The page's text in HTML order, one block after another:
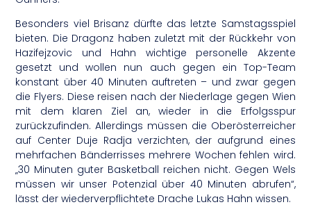
Besonders viel Brisanz dürfte das letzte Samstagsspiel
bieten. Die Dragonz haben zuletzt mit der Rückkehr von
Hazifejzovic und Hahn wichtige personelle Akzente
gesetzt und wollen nun auch gegen ein Top-Team
konstant über 40 Minuten auftreten – und zwar gegen
die Flyers. Diese reisen nach der Niederlage gegen Wien
mit dem klaren Ziel an, wieder in die Erfolgsspur
zurückzufinden. Allerdings müssen die Oberösterreicher
auf Center Duje Radja verzichten, der aufgrund eines
mehrfachen Bänderrisses mehrere Wochen fehlen wird.
„30 Minuten guter Basketball reichen nicht. Gegen Wels
müssen wir unser Potenzial über 40 Minuten abrufen“,
lässt der wiederverpflichtete Drache Lukas Hahn wissen.